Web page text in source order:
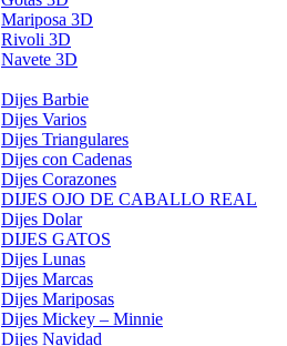
Mariposa 3D
Rivoli 3D
Navete 3D
Dijes Barbie
Dijes Varios
Dijes Triangulares
Dijes con Cadenas
Dijes Corazones
DIJES OJO DE CABALLO REAL
Dijes Dolar
DIJES GATOS
Dijes Lunas
Dijes Marcas
Dijes Mariposas
Dijes Mickey – Minnie
Dijes Navidad